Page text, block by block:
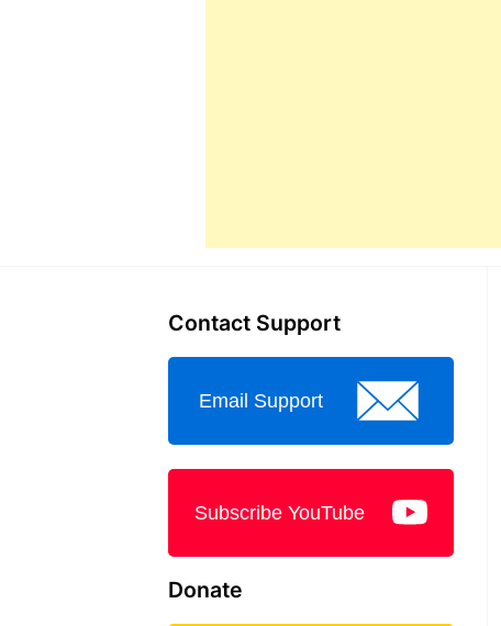
Contact Support
Email Support
Subscribe YouTube
Donate